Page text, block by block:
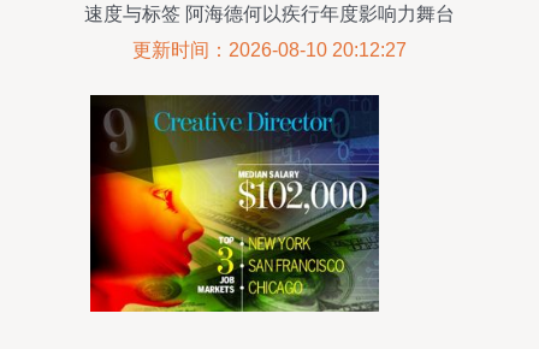
速度与标签 阿海德何以疾行年度影响力舞台
更新时间：2026-08-10 20:12:27